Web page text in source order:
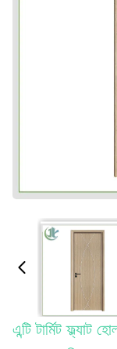
এন্টি টার্মিট